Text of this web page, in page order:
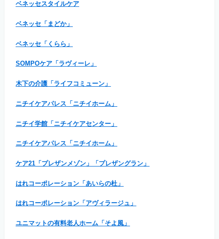
ベネッセスタイルケア
ベネッセ「まどか」
ベネッセ「くらら」
SOMPOケア「ラヴィーレ」
木下の介護「ライフコミューン」
ニチイケアパレス「ニチイホーム」
ニチイ学館「ニチイケアセンター」
ニチイケアパレス「ニチイホーム」
ケア21「プレザンメゾン」「プレザングラン」
はれコーポレーション「あいらの杜」
はれコーポレーション「アヴィラージュ」
ユニマットの有料老人ホーム「そよ風」